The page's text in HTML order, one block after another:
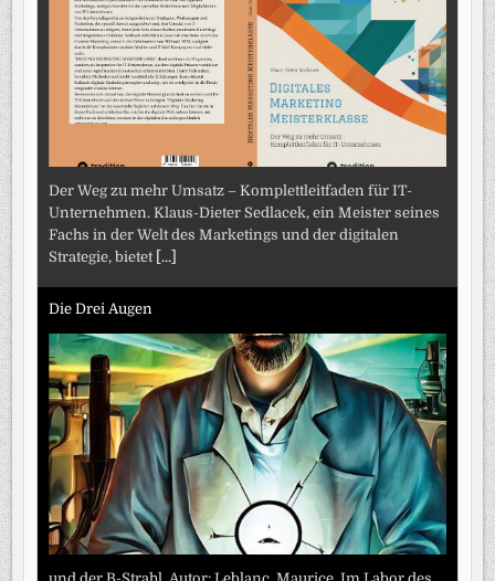
Der Weg zu mehr Umsatz – Komplettleitfaden für IT-
Unternehmen. Klaus-Dieter Sedlacek, ein Meister seines
Fachs in der Welt des Marketings und der digitalen
Strategie, bietet [...]
Die Drei Augen